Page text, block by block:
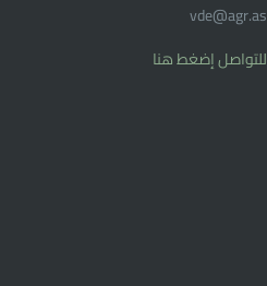
للتواصل إضغط هنا